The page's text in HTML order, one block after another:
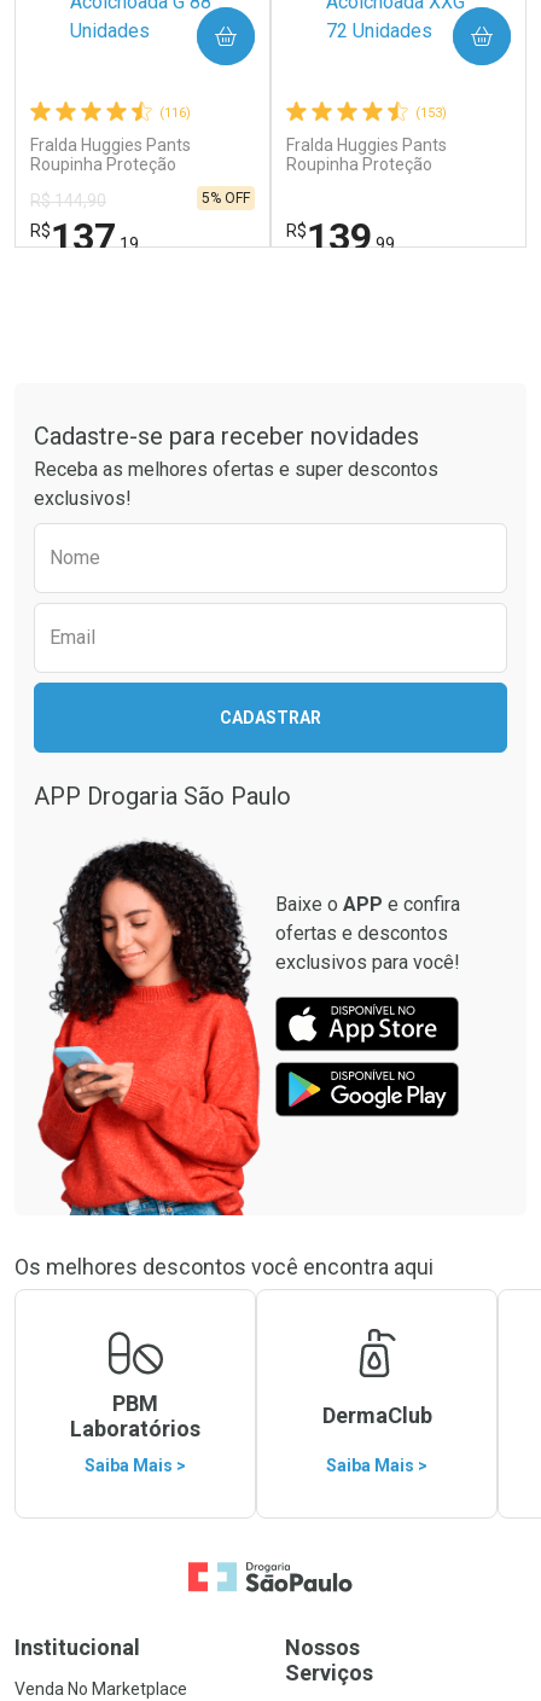
Comprar sem Desconto
Comprar sem Desconto
Comprar sem Desconto
Comprar sem Desconto
(116)
Fralda Huggies Pants
Roupinha Proteção
Acolchoada G 88 Unidades
R$ 144,90
R$137,19
5% OFF
COMPRAR
Comprar sem Desconto
Por R$ 137,19/cada
Comprar sem Desconto
Por R$ 137,19/cada
(153)
Fralda Huggies Pants
Roupinha Proteção
R$139,99
COMPRAR
Comprar sem Desconto
Comprar sem Desconto
Cadastre-se para receber novidades
Receba as melhores ofertas e super descontos
exclusivos!
Nome
Email
CADASTRAR
APP Drogaria São Paulo
Baixe o APP e confira
ofertas e descontos
exclusivos para você!
Os melhores descontos você encontra aqui
PBM
Laboratórios
Saiba Mais >
DermaClub
Saiba Mais >
Ir para a Home
Institucional
Venda No Marketplace
Nossos
Serviços